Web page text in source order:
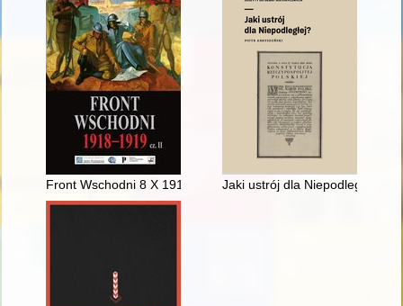
Front Wschodni 8 X 1918 - 31 XII 1919 : dokumenty
Jaki ustrój dla Niepodległej?